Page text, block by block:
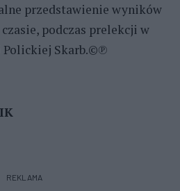
przedstawienie wyników
podczas prelekcji w
Polickiej Skarb.©℗
REKLAMA